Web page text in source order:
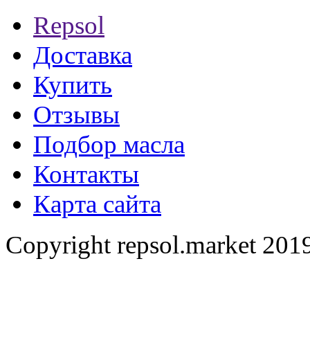
Repsol
Доставка
Купить
Отзывы
Подбор масла
Контакты
Карта сайта
Copyright repsol.market